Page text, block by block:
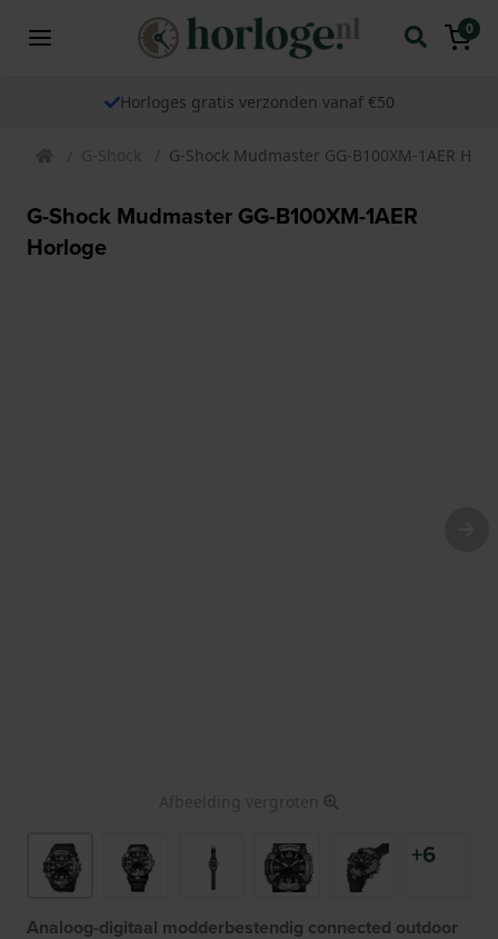
0
Horloges gratis verzonden vanaf €50
G-Shock G-Shock Mudmaster GG-B100XM-1AER
G-Shock Mudmaster GG-B100XM-1AER
Horloge
Afbeelding vergroten
+6
Analoog-digitaal modderbestendig connected outdoor